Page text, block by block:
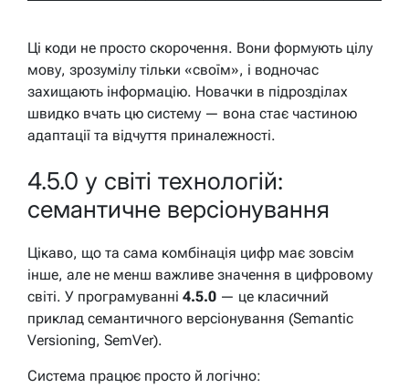
Ці коди не просто скорочення. Вони формують цілу
мову, зрозумілу тільки «своїм», і водночас
захищають інформацію. Новачки в підрозділах
швидко вчать цю систему — вона стає частиною
адаптації та відчуття приналежності.
4.5.0 у світі технологій:
семантичне версіонування
Цікаво, що та сама комбінація цифр має зовсім
інше, але не менш важливе значення в цифровому
світі. У програмуванні 4.5.0 — це класичний
приклад семантичного версіонування (Semantic
Versioning, SemVer).
Система працює просто й логічно: